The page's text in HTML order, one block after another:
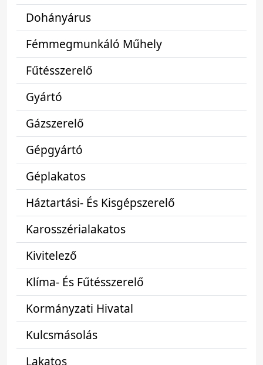
Dohányárus
Fémmegmunkáló Műhely
Fűtésszerelő
Gyártó
Gázszerelő
Gépgyártó
Géplakatos
Háztartási- És Kisgépszerelő
Karosszérialakatos
Kivitelező
Klíma- És Fűtésszerelő
Kormányzati Hivatal
Kulcsmásolás
Lakatos